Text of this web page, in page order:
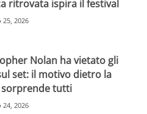
ritrovata ispira il festival
25, 2026
Nolan ha vietato gli
set: il motivo dietro la
sorprende tutti
24, 2026